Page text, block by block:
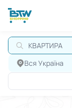
Вся Україна